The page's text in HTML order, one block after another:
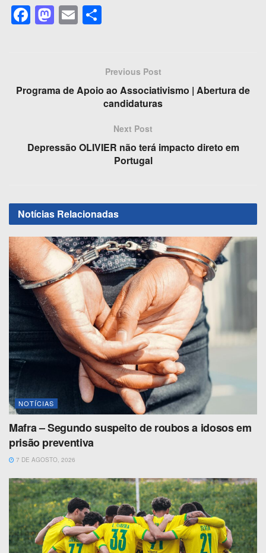
F
a
b
k
M
a
d
E
m
e
Previous Post
Programa de Apoio ao Associativismo | Abertura de
candidaturas
Next Post
Depressão OLIVIER não terá impacto direto em
Portugal
Notícias Relacionadas
NOTÍCIAS
Mafra – Segundo suspeito de roubos a idosos em
prisão preventiva
7 DE AGOSTO, 2026